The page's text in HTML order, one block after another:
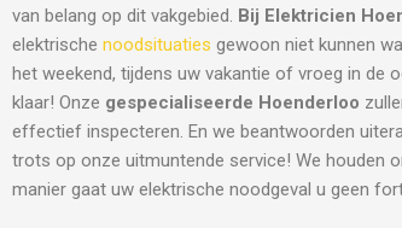
van belang op dit vakgebied. Bij Elektricien
elektrische noodsituaties gewoon niet kunnen
het weekend, tijdens uw vakantie of vroeg in de
klaar! Onze gespecialiseerde Hoenderloo
effectief inspecteren. En we beantwoorden
trots op onze uitmuntende service! We houden
manier gaat uw elektrische noodgeval u geen